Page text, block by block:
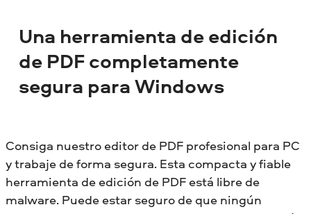
Una herramienta de edición
de PDF completamente
segura para Windows
Consiga nuestro editor de PDF profesional para PC
y trabaje de forma segura. Esta compacta y fiable
herramienta de edición de PDF está libre de
malware. Puede estar seguro de que ningún